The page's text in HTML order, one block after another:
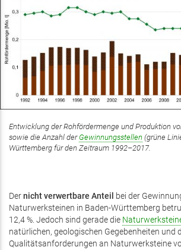
Entwicklung der Rohfördermenge und Produktion
sowie die Anzahl der Gewinnungsstellen (grüne
Württemberg für den Zeitraum 1992–2017.
Dernicht verwertbare Anteil bei der
Naturwerksteinen in Baden-Württemberg
12,4 %. Jedoch sind gerade die
natürlichen, geologischen Gegebenheiten und
Qualitätsanforderungen an Naturwerksteine